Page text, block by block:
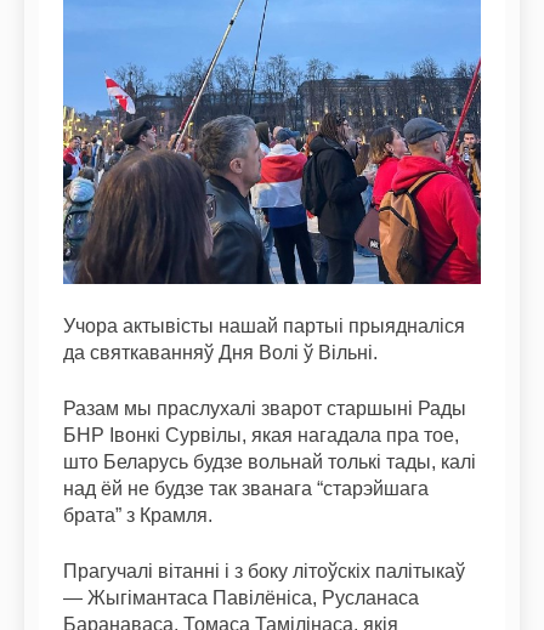
Учора актывісты нашай партыі прыядналіся
да святкаванняў Дня Волі ў Вільні.
Разам мы праслухалі зварот старшыні Рады
БНР Івонкі Сурвілы, якая нагадала пра тое,
што Беларусь будзе вольнай толькі тады, калі
над ёй не будзе так званага “старэйшага
брата” з Крамля.
Прагучалі вітанні і з боку літоўскіх палітыкаў
— Жыгімантаса Павілёніса, Русланаса
Баранаваса, Томаса Тамілінаса, якія